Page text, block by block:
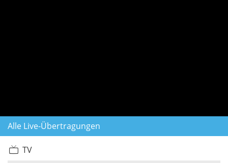
Alle Live-Übertragungen
TV